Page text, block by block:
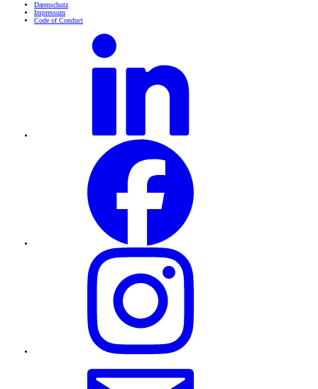
Datenschutz
Impressum
Code of Conduct